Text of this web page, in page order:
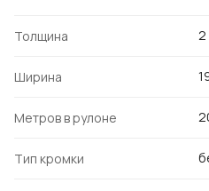
Толщина 2
Ширина
Метров в рулоне
Тип кромки